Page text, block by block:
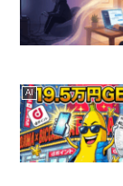
AI